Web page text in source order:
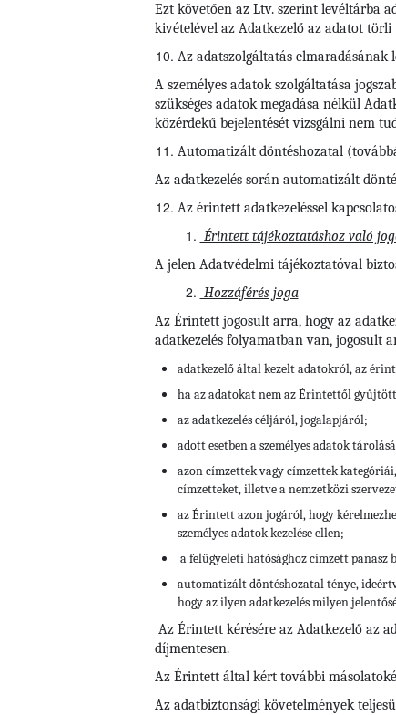
Ezt követően az Ltv. szerint levéltárba
kivételével az Adatkezelő az adatot törli
Az adatszolgáltatás elmaradásának
A személyes adatok szolgáltatása
szükséges adatok megadása nélkül
közérdekű bejelentését vizsgálni nem
Automatizált döntéshozatal
Az adatkezelés során automatizált
Az érintett adatkezeléssel
Érintett tájékoztatáshoz való
A jelen Adatvédelmi tájékoztatóval
Hozzáférés joga
Az Érintett jogosult arra, hogy az
adatkezelés folyamatban van, jogosult
adatkezelő által kezelt adatokról, az
ha az adatokat nem az Érintettől
az adatkezelés céljáról, jogalapjáról;
adott esetben a személyes adatok
azon címzettek vagy címzettek
címzetteket, illetve a nemzetközi
az Érintett azon jogáról, hogy
személyes adatok kezelése ellen;
a felügyeleti hatósághoz címzett panasz
automatizált döntéshozatal ténye,
hogy az ilyen adatkezelés milyen
Az Érintett kérésére az Adatkezelő az
díjmentesen.
Az Érintett által kért további
Az adatbiztonsági követelmények